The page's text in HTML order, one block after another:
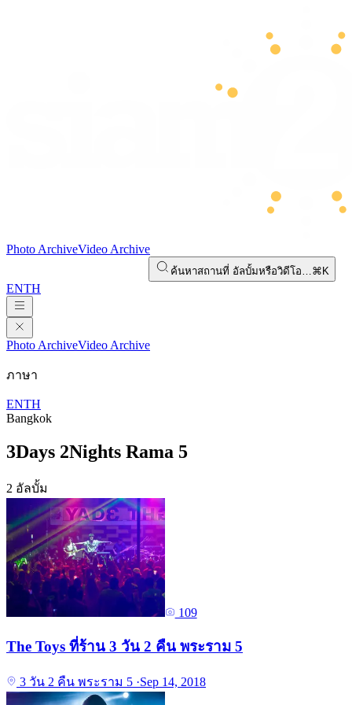
Photo ArchiveVideo Archive
ค้นหาสถานที่ อัลบั้มหรือวิดีโอ…⌘K
ENTH
Photo ArchiveVideo Archive
ภาษา
ENTH
Bangkok
3Days 2Nights Rama 5
2 อัลบั้ม
109
The Toys ที่ร้าน 3 วัน 2 คืน พระราม 5
3 วัน 2 คืน พระราม 5 ·Sep 14, 2018